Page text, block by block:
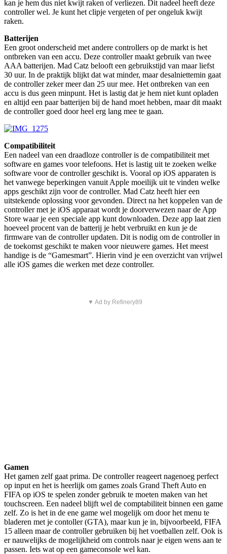
kan je hem dus niet kwijt raken of verliezen. Dit nadeel heeft deze
controller wel. Je kunt het clipje vergeten of per ongeluk kwijt
raken.
Batterijen
Een groot onderscheid met andere controllers op de markt is het
ontbreken van een accu. Deze controller maakt gebruik van twee
AAA batterijen. Mad Catz belooft een gebruikstijd van maar liefst
30 uur. In de praktijk blijkt dat wat minder, maar desalniettemin gaat
de controller zeker meer dan 25 uur mee. Het ontbreken van een
accu is dus geen minpunt. Het is lastig dat je hem niet kunt opladen
en altijd een paar batterijen bij de hand moet hebben, maar dit maakt
de controller goed door heel erg lang mee te gaan.
Compatibiliteit
Een nadeel van een draadloze controller is de compatibiliteit met
software en games voor telefoons. Het is lastig uit te zoeken welke
software voor de controller geschikt is. Vooral op iOS apparaten is
het vanwege beperkingen vanuit Apple moeilijk uit te vinden welke
apps geschikt zijn voor de controller. Mad Catz heeft hier een
uitstekende oplossing voor gevonden. Direct na het koppelen van de
controller met je iOS apparaat wordt je doorverwezen naar de App
Store waar je een speciale app kunt downloaden. Deze app laat zien
hoeveel procent van de batterij je hebt verbruikt en kun je de
firmware van de controller updaten. Dit is nodig om de controller in
de toekomst geschikt te maken voor nieuwere games. Het meest
handige is de “Gamesmart”. Hierin vind je een overzicht van vrijwel
alle iOS games die werken met deze controller.
▼ Ad by Refinery89
Gamen
Het gamen zelf gaat prima. De controller reageert nagenoeg perfect
op input en het is heerlijk om games zoals Grand Theft Auto en
FIFA op iOS te spelen zonder gebruik te moeten maken van het
touchscreen. Een nadeel blijft wel de comptabiliteit binnen een game
zelf. Zo is het in de ene game wel mogelijk om door het menu te
bladeren met je contoller (GTA), maar kun je in, bijvoorbeeld, FIFA
15 alleen maar de controller gebruiken bij het voetballen zelf. Ook is
er nauwelijks de mogelijkheid om controls naar je eigen wens aan te
passen. Iets wat op een gameconsole wel kan.